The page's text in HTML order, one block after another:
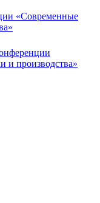
«Современные
и производства»